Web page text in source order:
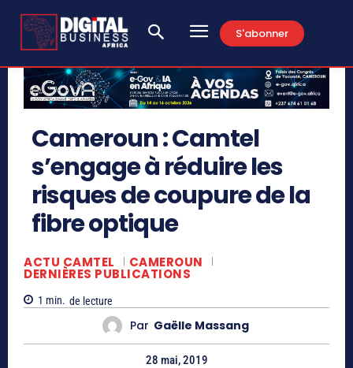
S'abonner
Cameroun : Camtel
s’engage à réduire les
risques de coupure de la
fibre optique
ACTU CAMTEL CAMEROUN
DERNIÈRES PUBLICATIONS
1 min. de lecture
Par Gaëlle Massang
28 mai, 2019